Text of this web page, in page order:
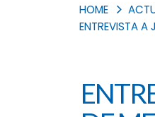
HOME
ENTREVISTA A